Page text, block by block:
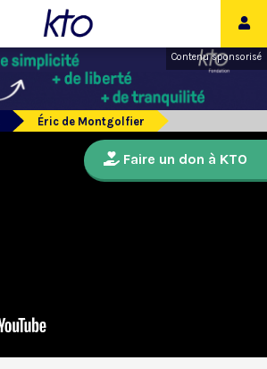
Contenu sponsorisé
Éric de Montgolfier
Faire un don à KTO